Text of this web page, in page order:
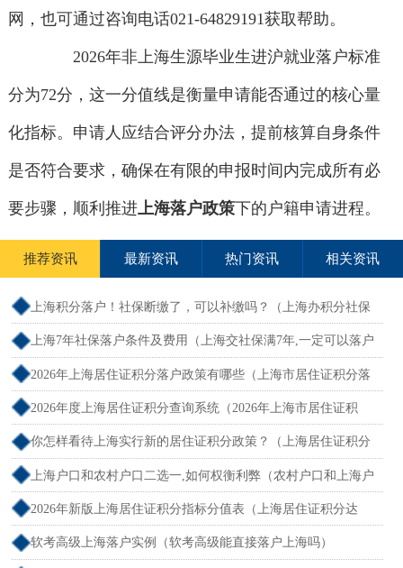
网，也可通过咨询电话021-64829191获取帮助。
2026年非上海生源毕业生进沪就业落户标准
分为72分，这一分值线是衡量申请能否通过的核心量
化指标。申请人应结合评分办法，提前核算自身条件
是否符合要求，确保在有限的申报时间内完成所有必
要步骤，顺利推进上海落户政策下的户籍申请进程。
推荐资讯 最新资讯 热门资讯 相关资讯
上海积分落户！社保断缴了，可以补缴吗？（上海办积分社保
断交需要重新计算吗）
上海7年社保落户条件及费用（上海交社保满7年,一定可以落户
吗？）
2026年上海居住证积分落户政策有哪些（上海市居住证积分落
户政策2026年）
2026年度上海居住证积分查询系统（2026年上海市居住证积
分）
你怎样看待上海实行新的居住证积分政策？（上海居住证积分
新规）
上海户口和农村户口二选一,如何权衡利弊（农村户口和上海户
口哪个值钱）
2026年新版上海居住证积分指标分值表（上海居住证积分达
标）
软考高级上海落户实例（软考高级能直接落户上海吗）